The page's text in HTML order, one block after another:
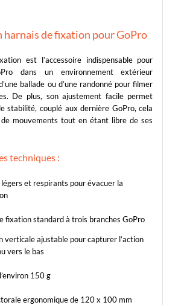
harnais de fixation pour GoPro
est l’accessoire indispensable pour
dans un environnement extérieur
ballade ou d’une randonné pour filmer
De plus, son ajustement facile permet
stabilité, couplé aux dernière GoPro, cela
mouvements tout en étant libre de ses
techniques :
et respirants pour évacuer la
fixation standard à trois branches GoPro
verticale ajustable pour capturer l’action
vers le bas
150 g
ergonomique de 120 x 100 mm